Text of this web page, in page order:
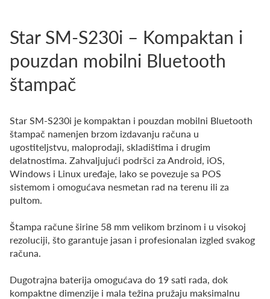
Star SM-S230i – Kompaktan i
pouzdan mobilni Bluetooth
štampač
Star SM-S230i je kompaktan i pouzdan mobilni Bluetooth
štampač namenjen brzom izdavanju računa u
ugostiteljstvu, maloprodaji, skladištima i drugim
delatnostima. Zahvaljujući podršci za Android, iOS,
Windows i Linux uređaje, lako se povezuje sa POS
sistemom i omogućava nesmetan rad na terenu ili za
pultom.
Štampa račune širine 58 mm velikom brzinom i u visokoj
rezoluciji, što garantuje jasan i profesionalan izgled svakog
računa.
Dugotrajna baterija omogućava do 19 sati rada, dok
kompaktne dimenzije i mala težina pružaju maksimalnu